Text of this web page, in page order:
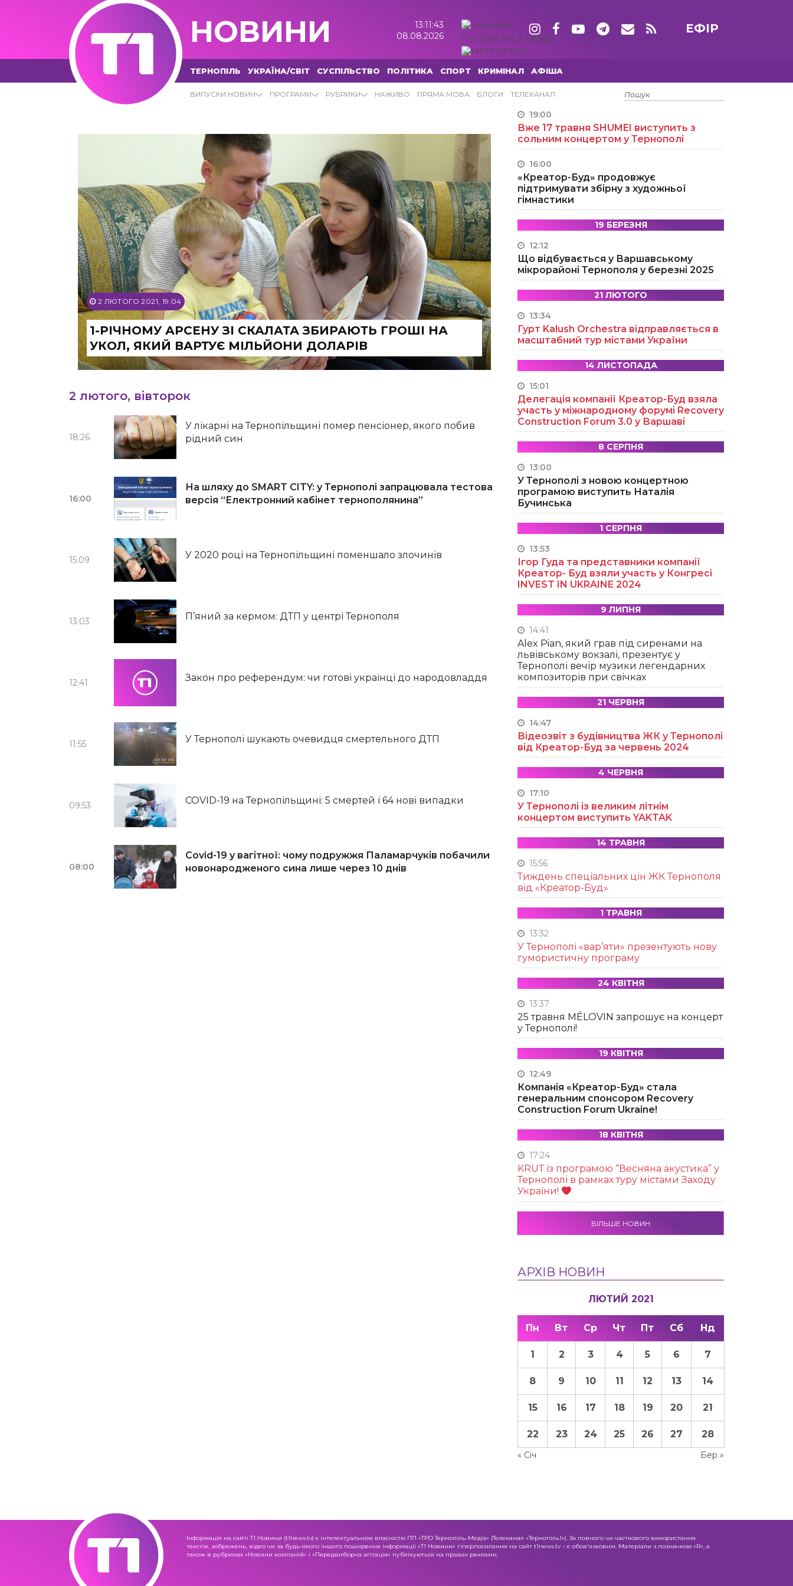
НОВИНИ
13:11:44
08.08.2026
ПОГОДА НА 2 ТИЖНІ
ЕФІР
ТЕРНОПІЛЬ УКРАЇНА/СВІТ СУСПІЛЬСТВО ПОЛІТИКА СПОРТ КРИМІНАЛ АФІША
ВИПУСКИ НОВИН ПРОГРАМИ РУБРИКИ НАЖИВО ПРЯМА МОВА БЛОГИ ТЕЛЕКАНАЛ
02.02.2021 - Т1 НОВИНИ
2 ЛЮТОГО 2021, 19:04
1-РІЧНОМУ АРСЕНУ ЗІ СКАЛАТА ЗБИРАЮТЬ ГРОШІ НА
УКОЛ, ЯКИЙ ВАРТУЄ МІЛЬЙОНИ ДОЛАРІВ
2 лютого, вівторок
18:26
У лікарні на Тернопільщині помер пенсіонер, якого побив
рідний син
16:00
На шляху до SMART CITY: у Тернополі запрацювала тестова
версія “Електронний кабінет тернополянина”
15:09 У 2020 році на Тернопільщині поменшало злочинів
13:03 П’яний за кермом: ДТП у центрі Тернополя
12:41 Закон про референдум: чи готові українці до народовладдя
11:55 У Тернополі шукають очевидця смертельного ДТП
09:53 COVID-19 на Тернопільщині: 5 смертей і 64 нові випадки
08:00
Covid-19 у вагітної: чому подружжя Паламарчуків побачили
новонародженого сина лише через 10 днів
15 ТРАВНЯ
19:00
Вже 17 травня SHUMEI виступить з
сольним концертом у Тернополі
16:00
«Креатор-Буд» продовжує
підтримувати збірну з художньої
гімнастики
19 БЕРЕЗНЯ
12:12
Що відбувається у Варшавському
мікрорайоні Тернополя у березні 2025
21 ЛЮТОГО
13:34
Гурт Kalush Orchestra відправляється в
масштабний тур містами України
14 ЛИСТОПАДА
15:01
Делегація компанії Креатор-Буд взяла
участь у міжнародному форумі Recovery
Construction Forum 3.0 у Варшаві
8 СЕРПНЯ
13:00
У Тернополі з новою концертною
програмою виступить Наталія
Бучинська
1 СЕРПНЯ
13:53
Ігор Гуда та представники компанії
Креатор- Буд взяли участь у Конгресі
INVEST IN UKRAINE 2024
9 ЛИПНЯ
14:41
Alex Pian, який грав під сиренами на
львівському вокзалі, презентує у
Тернополі вечір музики легендарних
композиторів при свічках
21 ЧЕРВНЯ
14:47
Відеозвіт з будівництва ЖК у Тернополі
від Креатор-Буд за червень 2024
4 ЧЕРВНЯ
17:10
У Тернополі із великим літнім
концертом виступить YAKTAK
14 ТРАВНЯ
15:56
Тиждень спеціальних цін ЖК Тернополя
від «Креатор-Буд»
1 ТРАВНЯ
13:32
У Тернополі «вар’яти» презентують нову
гумористичну програму
24 КВІТНЯ
13:37
25 травня MÉLOVIN запрошує на концерт
у Тернополі!
19 КВІТНЯ
12:49
Компанія «Креатор-Буд» стала
генеральним спонсором Recovery
Construction Forum Ukraine!
18 КВІТНЯ
17:24
KRUТ із програмою “Весняна акустика” у
Тернополі в рамках туру містами Заходу
України!
БІЛЬШЕ НОВИН
АРХІВ НОВИН
ЛЮТИЙ 2021
Пн Вт Ср Чт Пт Сб Нд
« Січ Бер »
1 2 3 4 5 6 7
8 9 10 11 12 13 14
15 16 17 18 19 20 21
22 23 24 25 26 27 28
Інформація на сайті Т1 Новини (t1news.tv) є інтелектуальною власністю ПП «ТРО Тернопіль-Медіа» (Телеканал «Тернопіль1»). За повного чи часткового використання
текстів, зображень, відео чи за будь-якого іншого поширення інформації «Т1 Новини» гіперпосилання на сайт t1news.tv – є обов'язковим. Матеріали з позначкою «R», а
також в рубриках «Новини компаній» і «Передвиборча агітація» публікуються на правах реклами.